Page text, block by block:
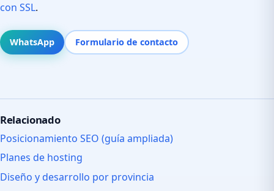
con SSL.
WhatsApp Formulario de contacto
Relacionado
Posicionamiento SEO (guía ampliada)
Planes de hosting
Diseño y desarrollo por provincia